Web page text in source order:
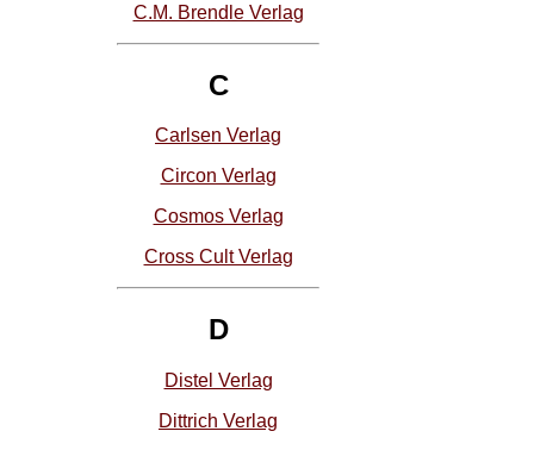
C.M. Brendle Verlag
C
Carlsen Verlag
Circon Verlag
Cosmos Verlag
Cross Cult Verlag
D
Distel Verlag
Dittrich Verlag